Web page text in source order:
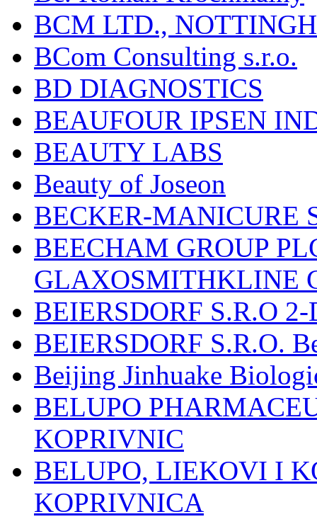
BCM LTD.,
BCom Consulting s.r.o.
BD DIAGNOSTICS
BEAUFOUR IPSEN
BEAUTY LABS
Beauty of Joseon
BECKER-MANICURE
BEECHAM GROUP
GLAXOSMITHKLINE
BEIERSDORF S.R.O
BEIERSDORF S.R.O.
Beijing Jinhuake
BELUPO
KOPRIVNIC
BELUPO, LIEKOVI I
KOPRIVNICA